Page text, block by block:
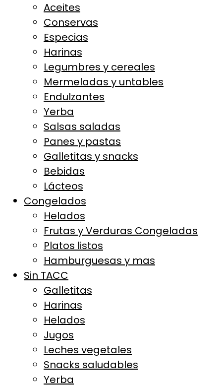
Aceites
Conservas
Especias
Harinas
Legumbres y cereales
Mermeladas y untables
Endulzantes
Yerba
Salsas saladas
Panes y pastas
Galletitas y snacks
Bebidas
Lácteos
Congelados
Helados
Frutas y Verduras Congeladas
Platos listos
Hamburguesas y mas
Sin TACC
Galletitas
Harinas
Helados
Jugos
Leches vegetales
Snacks saludables
Yerba